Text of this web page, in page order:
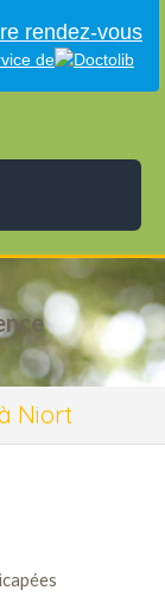
Niort
rendez-vous
de